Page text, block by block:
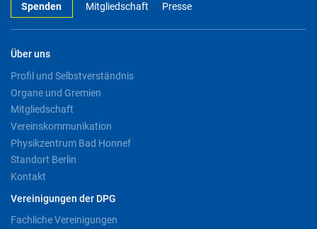
Spenden Mitgliedschaft Presse
Über uns
Profil und Selbstverständnis
Organe und Gremien
Mitgliedschaft
Vereinskommunikation
Physikzentrum Bad Honnef
Standort Berlin
Kontakt
Vereinigungen der DPG
Fachliche Vereinigungen